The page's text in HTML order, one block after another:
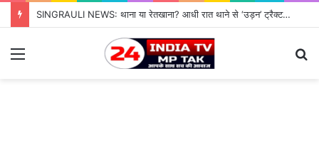
SINGRAULI NEWS: थाना या रेतखाना? आधी रात थाने से ‘उड़न’ ट्रैक्टर, जियावन पुलिस के पहरे में माफिया पास रेत माफिया के आगे नतमस्तक सिस्टम, सुशासन की पोल खोलती जियावन थाने की सनसनीखेज कहानी
Menu